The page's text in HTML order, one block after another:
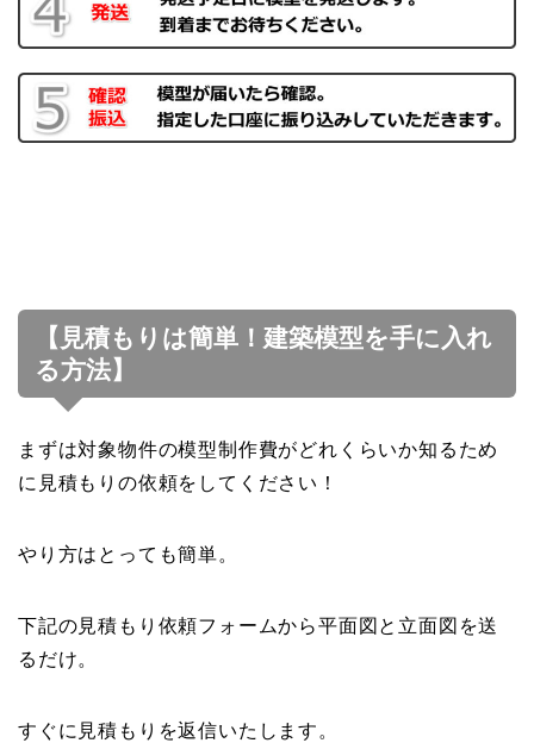
【見積もりは簡単！建築模型を手に入れ
る方法】
まずは対象物件の模型制作費がどれくらいか知るため
に見積もりの依頼をしてください！
やり方はとっても簡単。
下記の見積もり依頼フォームから平面図と立面図を送
るだけ。
すぐに見積もりを返信いたします。